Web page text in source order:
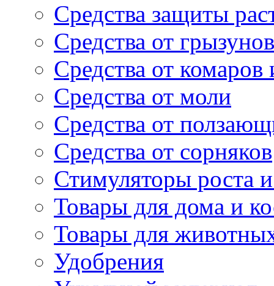
Средства защиты
Средства от грызунов
Средства от
Средства от моли
Средства от
Средства от сорняков
Стимуляторы роста и
Товары для дома и
Товары для
Удобрения